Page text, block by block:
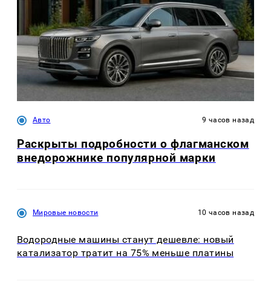
Авто 9 часов назад
Раскрыты подробности о флагманском
внедорожнике популярной марки
Мировые новости 10 часов назад
Водородные машины станут дешевле: новый
катализатор тратит на 75% меньше платины